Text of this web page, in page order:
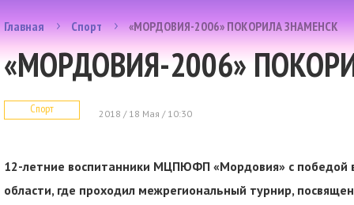
Главная Спорт «МОРДОВИЯ-2006» ПОКОРИЛА ЗНАМЕНСК
«МОРДОВИЯ-2006»
Спорт 2018 / 18 Мая / 10:30
12-летние воспитанники МЦПЮФП «Мордовия» с победой
области, где проходил межрегиональный турнир,